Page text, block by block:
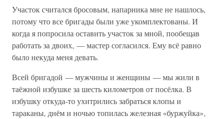
Участок считался бросовым, напарника мне не нашлось,
потому что все бригады были уже укомплектованы. И
когда я попросила оставить участок за мной, пообещав
работать за двоих, — мастер согласился. Ему всё равно
было некуда меня девать.
Всей бригадой — мужчины и женщины — мы жили в
таёжной избушке за шесть километров от посёлка. В
избушку откуда-то ухитрились забраться клопы и
тараканы, днём и ночью топилась железная «буржуйка»,